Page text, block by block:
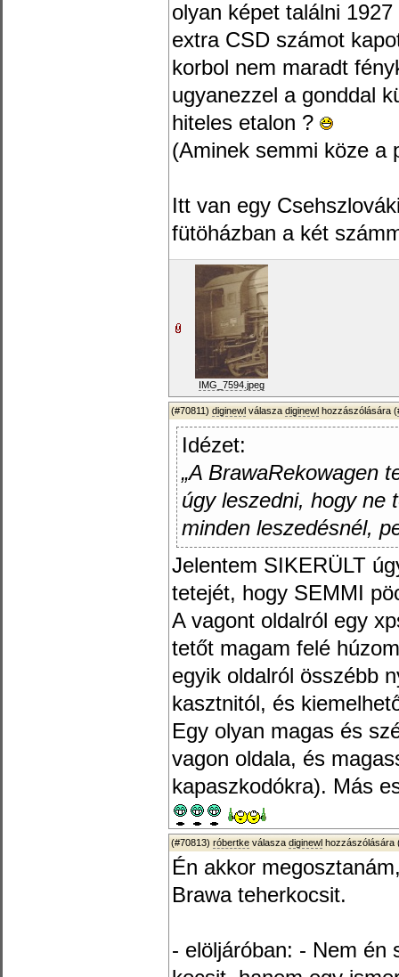
olyan képet találni
extra CSD számot
korbol nem maradt
ugyanezzel a gonddal
hiteles etalon ?
(Aminek semmi köze a
Itt van egy
fütöházban a két
IMG_7594.jpeg
(#70811) diginewl válasza diginewl hozzászólására (
Idézet:
„A BrawaRekowagen
úgy leszedni, hogy ne
minden leszedésnél,
Jelentem SIKERÜLT
tetejét, hogy SEMMI
A vagont oldalról egy
tetőt magam felé
egyik oldalról összébb
kasztnitól, és
Egy olyan magas és
vagon oldala, és
kapaszkodókra). Más
(#70813) róbertke válasza diginewl hozzászólására
Én akkor
Brawa teherkocsit.
- elöljáróban: - Nem én